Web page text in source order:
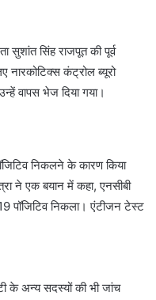
सुशांत सिंह राजपूत की पूर्व
नारकोटिक्स कंट्रोल ब्यूरो
वापस भेज दिया गया।
निकलने के कारण किया
ने एक बयान में कहा, एनसीबी
पॉजिटिव निकला। एंटीजन टेस्ट
के अन्य सदस्यों की भी जांच